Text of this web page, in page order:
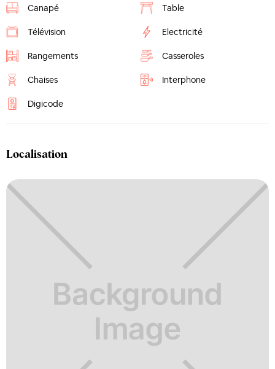
Canapé Table
Télévision Electricité
Rangements Casseroles
Chaises Interphone
Digicode
Localisation